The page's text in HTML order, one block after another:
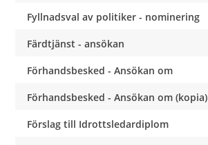
Fyllnadsval av politiker - nominering
Färdtjänst - ansökan
Förhandsbesked - Ansökan om
Förhandsbesked - Ansökan om (kopia)
Förslag till Idrottsledardiplom